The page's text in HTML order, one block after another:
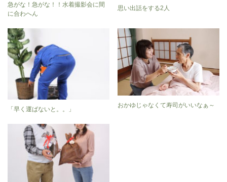
急がな！急がな！！水着撮影会に間
に合わへん
思い出話をする2人
「早く運ばないと。。」
おかゆじゃなくて寿司がいいなぁ～